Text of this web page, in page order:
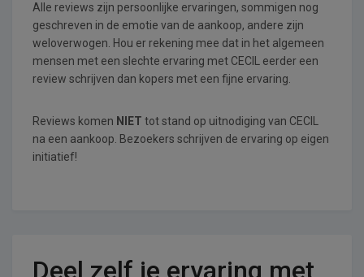
Alle reviews zijn persoonlijke ervaringen, sommigen nog
geschreven in de emotie van de aankoop, andere zijn
weloverwogen. Hou er rekening mee dat in het algemeen
mensen met een slechte ervaring met CECIL eerder een
review schrijven dan kopers met een fijne ervaring.
Reviews komen NIET tot stand op uitnodiging van CECIL
na een aankoop. Bezoekers schrijven de ervaring op eigen
initiatief!
Deel zelf je ervaring met